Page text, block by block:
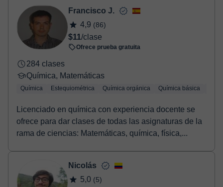
Francisco J.
4,9 (86)
$11/clase
Ofrece prueba gratuita
284 clases
Química, Matemáticas
Química Estequiométrica Química orgánica Química básica
Licenciado en química con experiencia docente se
ofrece para dar clases de todas las asignaturas de la
rama de ciencias: Matemáticas, química, física,...
Nicolás
5,0 (5)